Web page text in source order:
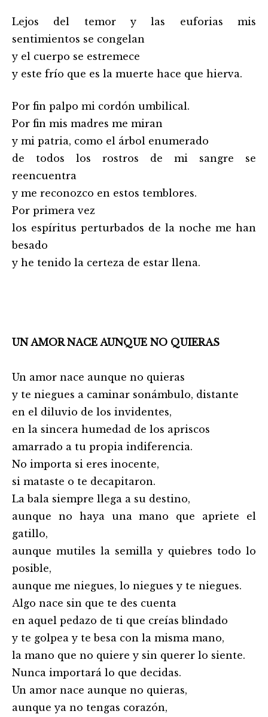
Lejos del temor y las euforias mis
sentimientos se congelan
y el cuerpo se estremece
y este frío que es la muerte hace que hierva.
Por fin palpo mi cordón umbilical.
Por fin mis madres me miran
y mi patria, como el árbol enumerado
de todos los rostros de mi sangre se
reencuentra
y me reconozco en estos temblores.
Por primera vez
los espíritus perturbados de la noche me han
besado
y he tenido la certeza de estar llena.
UN AMOR NACE AUNQUE NO QUIERAS
Un amor nace aunque no quieras
y te niegues a caminar sonámbulo, distante
en el diluvio de los invidentes,
en la sincera humedad de los apriscos
amarrado a tu propia indiferencia.
No importa si eres inocente,
si mataste o te decapitaron.
La bala siempre llega a su destino,
aunque no haya una mano que apriete el
gatillo,
aunque mutiles la semilla y quiebres todo lo
posible,
aunque me niegues, lo niegues y te niegues.
Algo nace sin que te des cuenta
en aquel pedazo de ti que creías blindado
y te golpea y te besa con la misma mano,
la mano que no quiere y sin querer lo siente.
Nunca importará lo que decidas.
Un amor nace aunque no quieras,
aunque ya no tengas corazón,